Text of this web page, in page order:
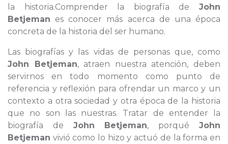
la historia.Comprender la biografía de John
Betjeman es conocer más acerca de una época
concreta de la historia del ser humano.
Las biografías y las vidas de personas que, como
John Betjeman, atraen nuestra atención, deben
servirnos en todo momento como punto de
referencia y reflexión para ofrendar un marco y un
contexto a otra sociedad y otra época de la historia
que no son las nuestras. Tratar de entender la
biografía de John Betjeman, porquéJohn
Betjeman vivió como lo hizo y actuó de la forma en